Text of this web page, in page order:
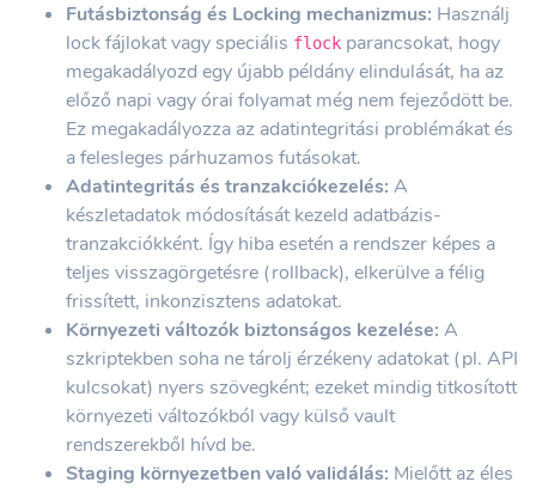
Futásbiztonság és Locking mechanizmus: Használj
lock fájlokat vagy speciális flock parancsokat, hogy
megakadályozd egy újabb példány elindulását, ha az
előző napi vagy órai folyamat még nem fejeződött be.
Ez megakadályozza az adatintegritási problémákat és
a felesleges párhuzamos futásokat.
Adatintegritás és tranzakciókezelés: A
készletadatok módosítását kezeld adatbázis-
tranzakciókként. Így hiba esetén a rendszer képes a
teljes visszagörgetésre (rollback), elkerülve a félig
frissített, inkonzisztens adatokat.
Környezeti változók biztonságos kezelése: A
szkriptekben soha ne tárolj érzékeny adatokat (pl. API
kulcsokat) nyers szövegként; ezeket mindig titkosított
környezeti változókból vagy külső vault
rendszerekből hívd be.
Staging környezetben való validálás: Mielőtt az éles